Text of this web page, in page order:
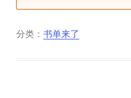
分类：书单来了